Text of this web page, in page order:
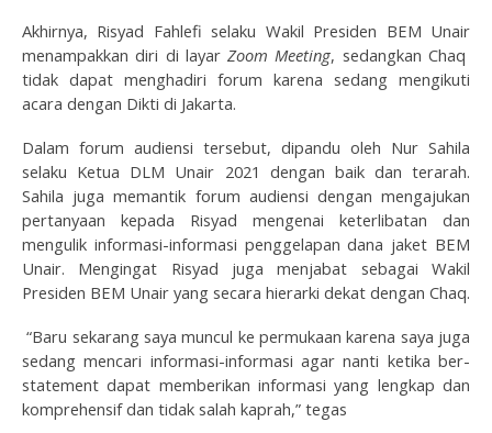
Akhirnya, Risyad Fahlefi selaku Wakil Presiden BEM Unair
menampakkan diri di layarZoom Meeting, sedangkan Chaq
tidak dapat menghadiri forum karena sedang mengikuti
acara dengan Dikti di Jakarta.
Dalam forum audiensi tersebut, dipandu oleh Nur Sahila
selaku Ketua DLM Unair 2021 dengan baik dan terarah.
Sahila juga memantik forum audiensi dengan mengajukan
pertanyaan kepada Risyad mengenai keterlibatan dan
mengulik informasi-informasi penggelapan dana jaket BEM
Unair. Mengingat Risyad juga menjabat sebagai Wakil
Presiden BEM Unair yang secara hierarki dekat dengan Chaq.
“Baru sekarang saya muncul ke permukaan karena saya juga
sedang mencari informasi-informasi agar nanti ketika ber-
statement dapat memberikan informasi yang lengkap dan
komprehensif dan tidak salah kaprah,” tegas